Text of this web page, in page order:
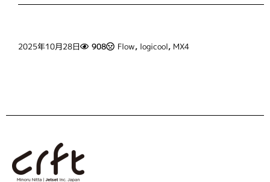
2025年10月28日 908 Flow, logicool, MX4